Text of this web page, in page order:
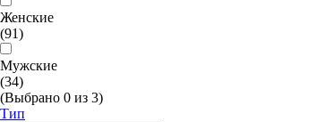
Женские
(91)
Мужские
(34)
(Выбрано 0 из 3)
Тип